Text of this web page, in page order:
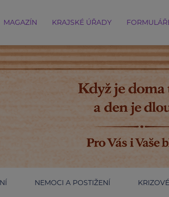
MAGAZÍN KRAJSKÉ ÚŘADY
NEMOCI A POSTIŽENÍ